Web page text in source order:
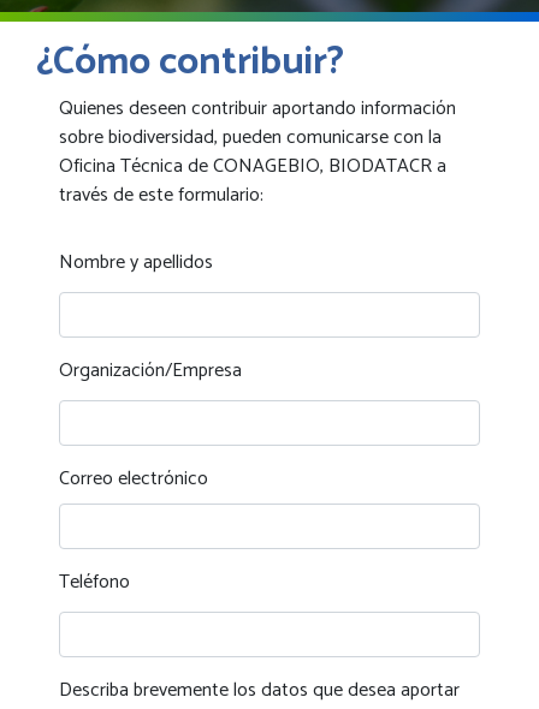
¿Cómo contribuir?
Quienes deseen contribuir aportando información
sobre biodiversidad, pueden comunicarse con la
Oficina Técnica de CONAGEBIO, BIODATACR a
través de este formulario:
Nombre y apellidos
Organización/Empresa
Correo electrónico
Teléfono
Describa brevemente los datos que desea aportar